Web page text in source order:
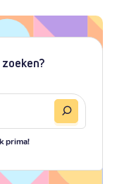
prima!